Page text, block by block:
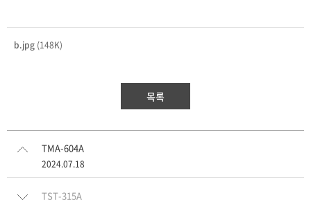
b.jpg (148K)
목록
TMA-604A
2024.07.18
TST-315A